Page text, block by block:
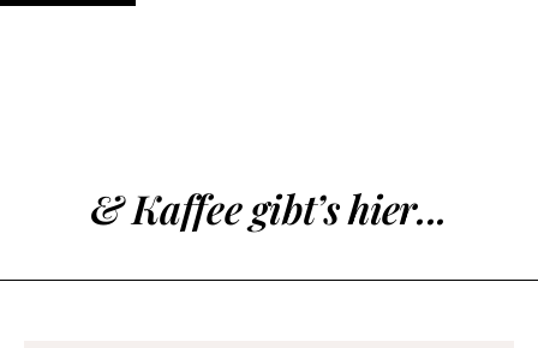
& Kaffee gibt’s hier...